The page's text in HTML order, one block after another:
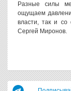
Разные силы
ощущаем
власти, так и
Сергей Миронов.